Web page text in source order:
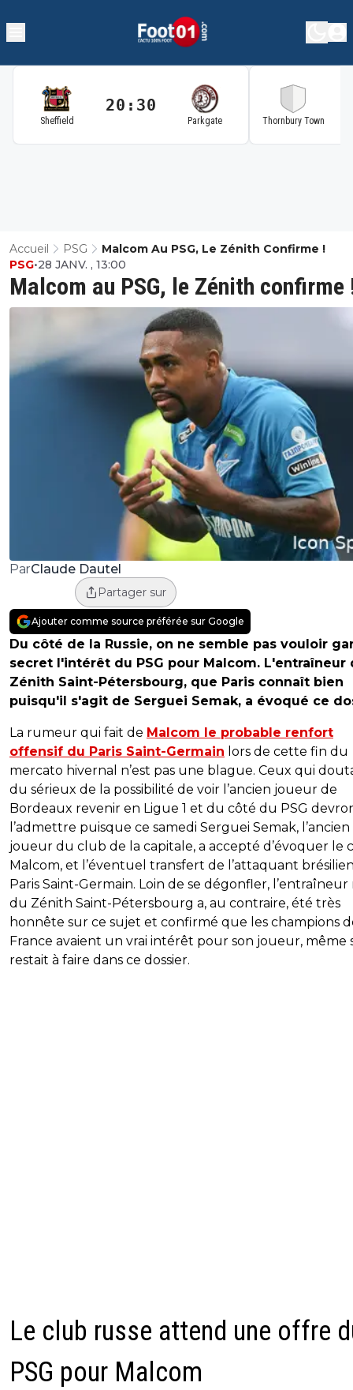
Sheffield
20:30
Parkgate Thornbury Town
Accueil PSG Malcom Au PSG, Le Zénith Confirme !
Malcom au PSG, le Zénith confirme
PSG•28 JANV. , 13:00
ParClaude Dautel
Partager sur
Ajouter comme source préférée sur Google
Du côté de la Russie, on ne semble pas vouloir
secret l'intérêt du PSG pour Malcom. L'entraîneur
Zénith Saint-Pétersbourg, que Paris connaît bien
puisqu'il s'agit de Serguei Semak, a évoqué ce
La rumeur qui fait de Malcom le probable renfort
offensif du Paris Saint-Germain lors de cette fin du
mercato hivernal n’est pas une blague. Ceux qui
du sérieux de la possibilité de voir l’ancien joueur de
Bordeaux revenir en Ligue 1 et du côté du PSG
l’admettre puisque ce samedi Serguei Semak, l’ancien
joueur du club de la capitale, a accepté d’évoquer le
Malcom, et l’éventuel transfert de l’attaquant
Paris Saint-Germain. Loin de se dégonfler, l’entraîneur
du Zénith Saint-Pétersbourg a, au contraire, été très
honnête sur ce sujet et confirmé que les champions
France avaient un vrai intérêt pour son joueur, même
restait à faire dans ce dossier.
Le club russe attend une offre
PSG pour Malcom